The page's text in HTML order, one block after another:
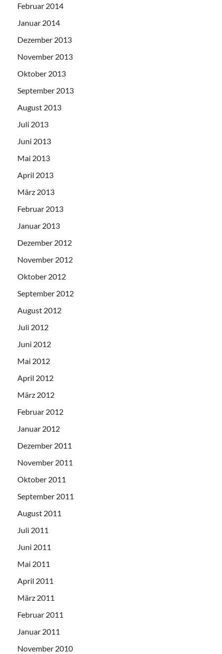
Februar 2014
Januar 2014
Dezember 2013
November 2013
Oktober 2013
September 2013
August 2013
Juli 2013
Juni 2013
Mai 2013
April 2013
März 2013
Februar 2013
Januar 2013
Dezember 2012
November 2012
Oktober 2012
September 2012
August 2012
Juli 2012
Juni 2012
Mai 2012
April 2012
März 2012
Februar 2012
Januar 2012
Dezember 2011
November 2011
Oktober 2011
September 2011
August 2011
Juli 2011
Juni 2011
Mai 2011
April 2011
März 2011
Februar 2011
Januar 2011
November 2010